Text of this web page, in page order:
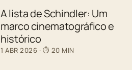
A lista de Schindler: Um
marco cinematográfico e
histórico
1 ABR 2026 · ⏱ 20 MIN